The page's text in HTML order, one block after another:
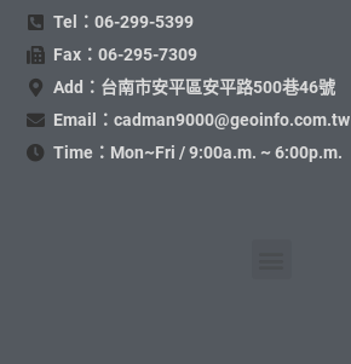
Tel：06-299-5399
Fax：06-295-7309
Add：台南市安平區安平路500巷46號
Email：cadman9000@geoinfo.com.tw
Time：Mon~Fri / 9:00a.m. ~ 6:00p.m.